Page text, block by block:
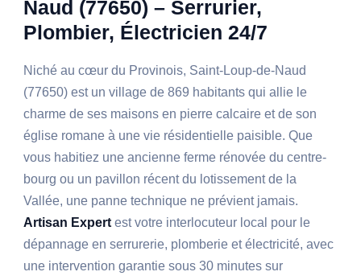
Naud (77650) – Serrurier,
Plombier, Électricien 24/7
Niché au cœur du Provinois, Saint-Loup-de-Naud
(77650) est un village de 869 habitants qui allie le
charme de ses maisons en pierre calcaire et de son
église romane à une vie résidentielle paisible. Que
vous habitiez une ancienne ferme rénovée du centre-
bourg ou un pavillon récent du lotissement de la
Vallée, une panne technique ne prévient jamais.
Artisan Expertest votre interlocuteur local pour le
dépannage en serrurerie, plomberie et électricité, avec
une intervention garantie sous 30 minutes sur